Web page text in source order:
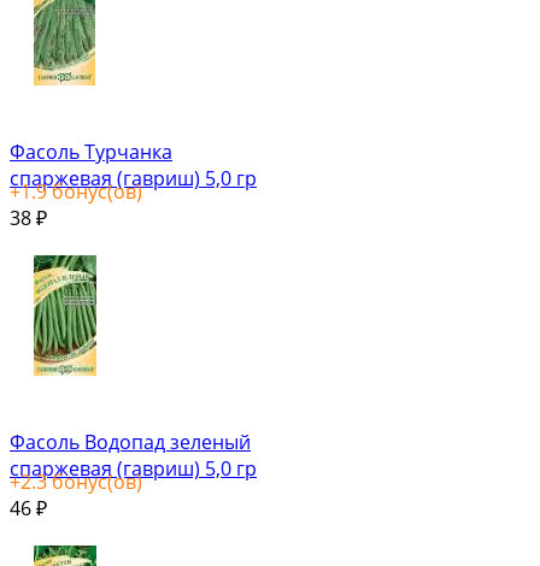
Фасоль Турчанка
спаржевая (гавриш) 5,0 гр
+1.9бонус(ов)
38 ₽
Фасоль Водопад зеленый
спаржевая (гавриш) 5,0 гр
+2.3бонус(ов)
46 ₽